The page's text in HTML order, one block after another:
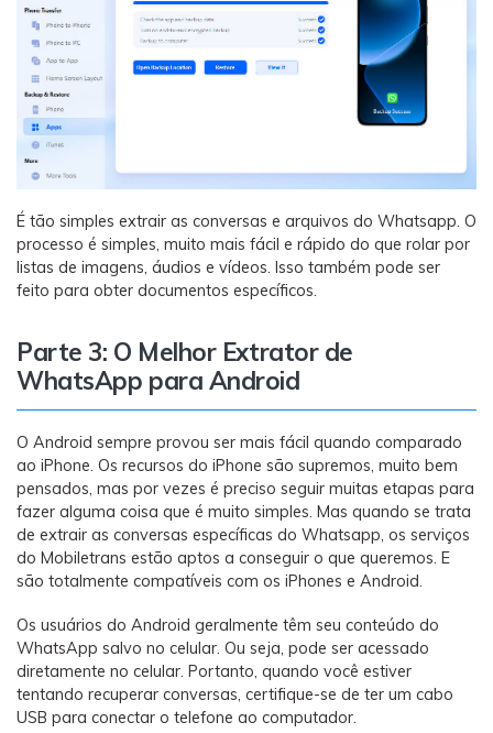
É tão simples extrair as conversas e arquivos do Whatsapp. O
processo é simples, muito mais fácil e rápido do que rolar por
listas de imagens, áudios e vídeos. Isso também pode ser
feito para obter documentos específicos.
Parte 3: O Melhor Extrator de
WhatsApp para Android
O Android sempre provou ser mais fácil quando comparado
ao iPhone. Os recursos do iPhone são supremos, muito bem
pensados, mas por vezes é preciso seguir muitas etapas para
fazer alguma coisa que é muito simples. Mas quando se trata
de extrair as conversas específicas do Whatsapp, os serviços
do Mobiletrans estão aptos a conseguir o que queremos. E
são totalmente compatíveis com os iPhones e Android.
Os usuários do Android geralmente têm seu conteúdo do
WhatsApp salvo no celular. Ou seja, pode ser acessado
diretamente no celular. Portanto, quando você estiver
tentando recuperar conversas, certifique-se de ter um cabo
USB para conectar o telefone ao computador.